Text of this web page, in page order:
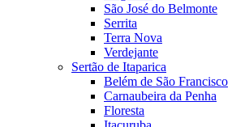
São José do Belmonte
Serrita
Terra Nova
Verdejante
Sertão de Itaparica
Belém de São Francisco
Carnaubeira da Penha
Floresta